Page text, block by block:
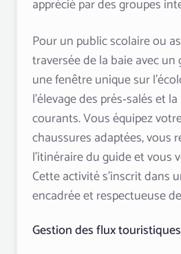
apprécié par des groupes
Pour un public scolaire ou
traversée de la baie avec
une fenêtre unique sur
l’élevage des prés‑salés et
courants. Vous équipez
chaussures adaptées, vous
l’itinéraire du guide et vous
Cette activité s’inscrit dans
encadrée et respectueuse
Gestion des flux